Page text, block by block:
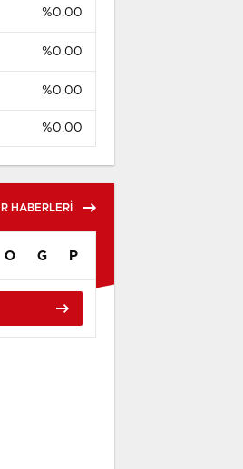
%0.00
%0.00
%0.00
%0.00
HABERLERİ
O G P